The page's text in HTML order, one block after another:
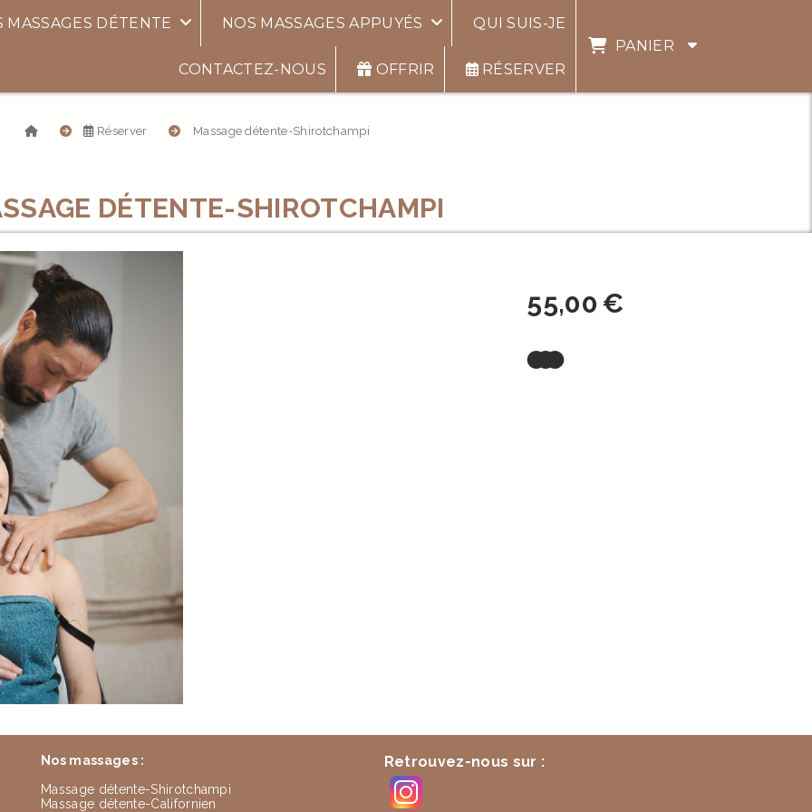
MASSAGES DÉTENTE NOS MASSAGES APPUYÉS QUI SUIS-JE
CONTACTEZ-NOUS OFFRIR RÉSERVER
PANIER
Réserver Massage détente-Shirotchampi
DÉTENTE-SHIROTCHAMPI
55,00 €
Nos massages :
Massage détente-Shirotchampi
Massage détente-Californien
Retrouvez-nous sur :